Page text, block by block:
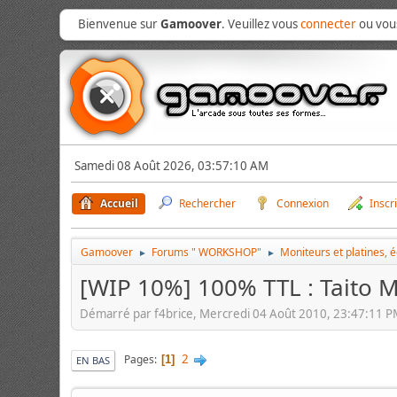
Bienvenue surGamoover. Veuillez vousconnecterou
Samedi 08 Août 2026, 03:57:10 AM
Accueil Rechercher Connexion
Gamoover ► Forums " WORKSHOP" ► Moniteurs et platines,
[WIP 10%] 100% TTL : Taito
Démarré par f4brice, Mercredi 04 Août 2010, 23:47:11
EN BAS Pages 1 2